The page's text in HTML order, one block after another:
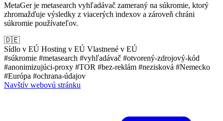
MetaGer je metasearch vyhľadávač zameraný na súkromie, ktorý
zhromažďuje výsledky z viacerých indexov a zároveň chráni
súkromie používateľov.
🇩🇪
Sídlo v EÚ Hosting v EÚ Vlastnené v EÚ
#súkromie #metasearch #vyhľadávač #otvorený-zdrojový-kód
#anonimizujúci-proxy #TOR #bez-reklám #nezisková #Nemecko
#Európa #ochrana-údajov
Navštív webovú stránku